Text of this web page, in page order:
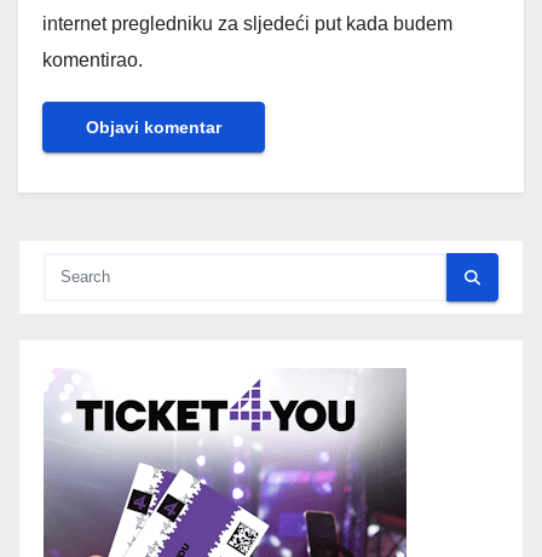
internet pregledniku za sljedeći put kada budem
komentirao.